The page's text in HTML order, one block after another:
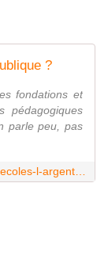
?
fondations et
pédagogiques
parle peu, pas